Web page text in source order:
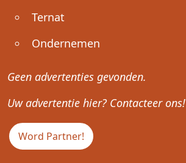
Ternat
Ondernemen
Geen advertenties gevonden.
Uw advertentie hier? Contacteer ons!
Word Partner!